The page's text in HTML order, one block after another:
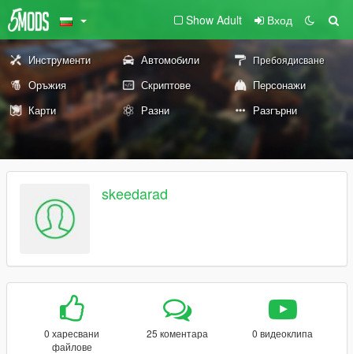
Show Adult Вход
Инструменти Автомобили Пребоядисване
Оръжия Скриптове
Персонажи
Карти
Разни Разгърни
skeedarad
0 харесвани
файлове
25 коментара 0 видеоклипа